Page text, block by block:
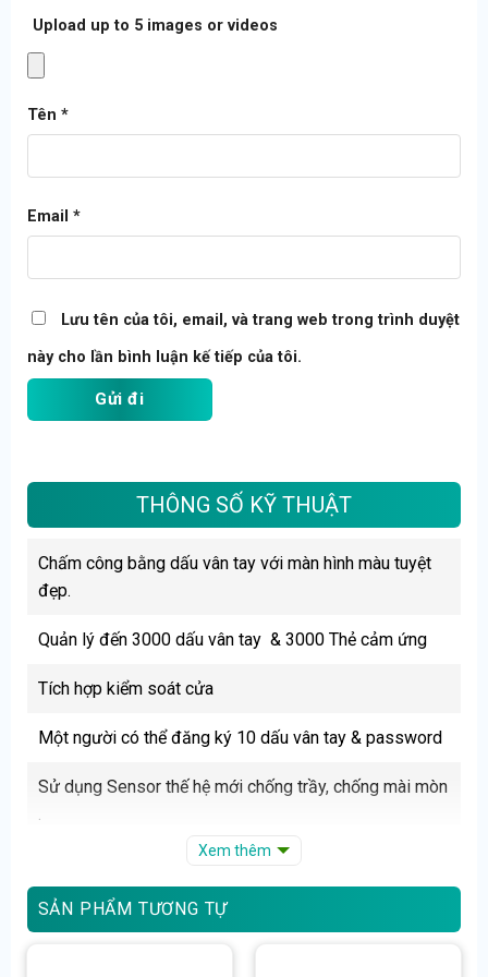
Tích hợp âm thanh. Chuông báo giờ vào, ra, tăng ca….
Chip xử lý thế hệ mới nhất cho vân tay cực nhạy
Dữ liệu trong máy không bị mất khi xãy ra cúp điện.
Tốc độ xử lý nhanh <1s/1lần chấm công.
K60 phù hợp cho các công ty, các nhà hàng, khách sạn,
quán ăn, quán café, Karaoke, văn phòng cơ quan…
Xuất xứ China
Bảo hành 12 tháng
Upload up to 5 images or videos
Tên *
Email *
Lưu tên của tôi, email, và trang web trong trình duyệt
này cho lần bình luận kế tiếp của tôi.
THÔNG SỐ KỸ THUẬT
Chấm công bằng dấu vân tay với màn hình màu tuyệt
đẹp.
Quản lý đến 3000 dấu vân tay & 3000 Thẻ cảm ứng
Tích hợp kiểm soát cửa
Một người có thể đăng ký 10 dấu vân tay & password
Sử dụng Sensor thế hệ mới chống trầy, chống mài mòn
.
Dung lượng nhớ lưu trữ trong máy 100.000 IN/OUT
Tích hợp âm thanh. Chuông báo giờ vào, ra, tăng ca….
Xem thêm
SẢN PHẨM TƯƠNG TỰ